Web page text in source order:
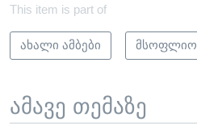
This item is part of
ახალი ამბები მსოფლიო
ამავე თემაზე